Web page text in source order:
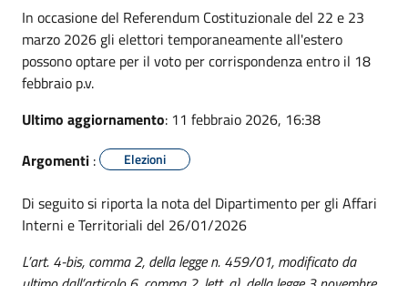
In occasione del Referendum Costituzionale del 22 e 23
marzo 2026 gli elettori temporaneamente all'estero
possono optare per il voto per corrispondenza entro il 18
febbraio p.v.
Ultimo aggiornamento: 11 febbraio 2026, 16:38
Argomenti : Elezioni
Di seguito si riporta la nota del Dipartimento per gli Affari
Interni e Territoriali del 26/01/2026
L’art. 4-bis, comma 2, della legge n. 459/01, modificato da